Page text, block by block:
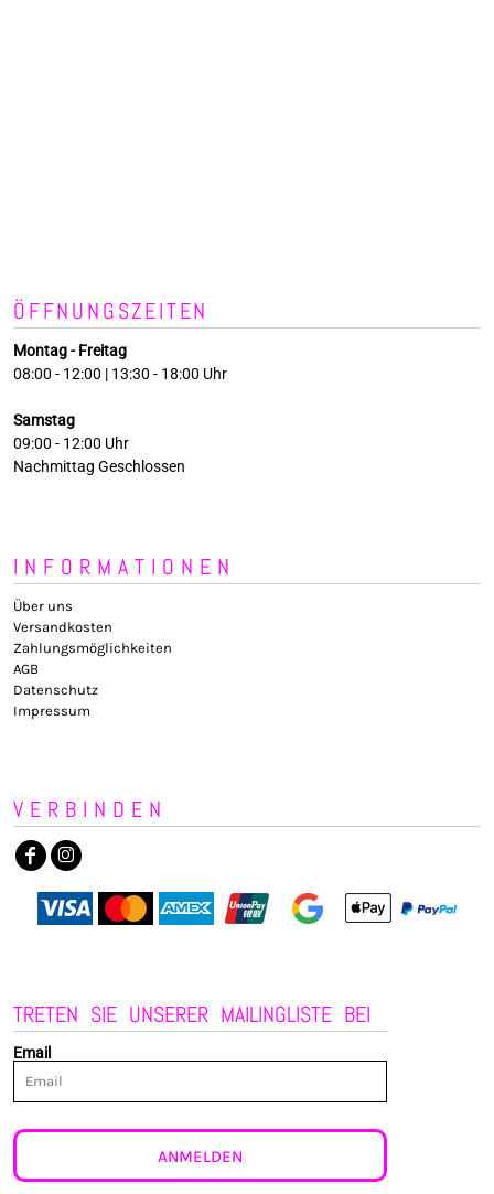
ÖFFNUNGSZEITEN
Montag - Freitag
08:00 - 12:00 | 13:30 - 18:00 Uhr
Samstag
09:00 - 12:00 Uhr
Nachmittag Geschlossen
INFORMATIONEN
Über uns
Versandkosten
Zahlungsmöglichkeiten
AGB
Datenschutz
Impressum
VERBINDEN
TRETEN SIE UNSERER MAILINGLISTE BEI
Email
ANMELDEN